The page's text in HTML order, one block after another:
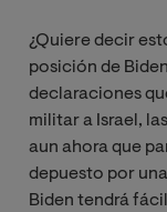
¿Quiere decir
posición de
declaraciones
militar a Israel,
aun ahora que
depuesto por
Biden tendrá